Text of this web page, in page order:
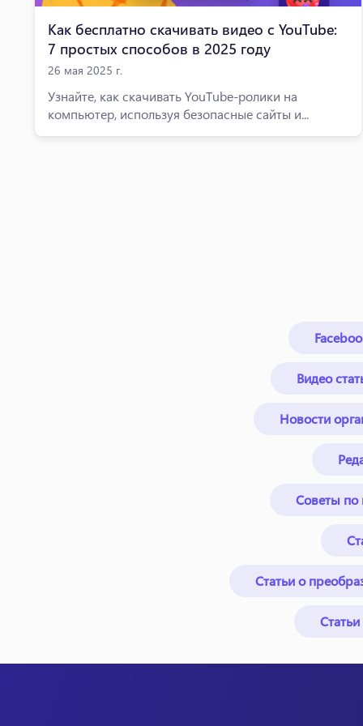
Как бесплатно скачивать видео с YouTube:
7 простых способов в 2025 году
26 мая 2025 г.
Узнайте, как скачивать YouTube-ролики на
компьютер, используя безопасные сайты и...
Видео
Новости
Советы по
Статьи о